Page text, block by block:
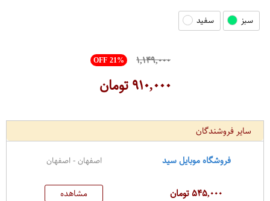
سبز سفید
OFF 21% ۱,۱۴۹,۰۰۰
۹۱۰,۰۰۰تومان
سایر فروشندگان
فروشگاه موبایل سید اصفهان - اصفهان
۵۴۵,۰۰۰ تومان مشاهده